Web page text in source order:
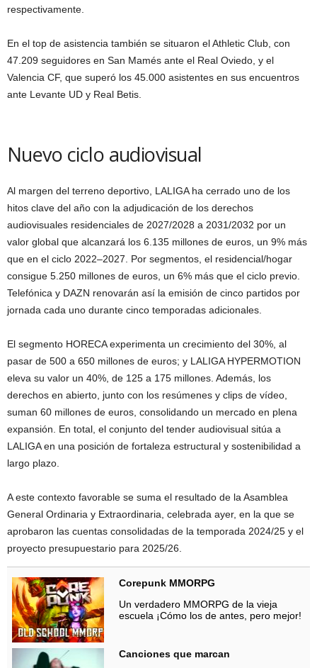
respectivamente.
En el top de asistencia también se situaron el Athletic Club, con
47.209 seguidores en San Mamés ante el Real Oviedo, y el
Valencia CF, que superó los 45.000 asistentes en sus encuentros
ante Levante UD y Real Betis.
Nuevo ciclo audiovisual
Al margen del terreno deportivo, LALIGA ha cerrado uno de los
hitos clave del año con la adjudicación de los derechos
audiovisuales residenciales de 2027/2028 a 2031/2032 por un
valor global que alcanzará los 6.135 millones de euros, un 9% más
que en el ciclo 2022–2027. Por segmentos, el residencial/hogar
consigue 5.250 millones de euros, un 6% más que el ciclo previo.
Telefónica y DAZN renovarán así la emisión de cinco partidos por
jornada cada uno durante cinco temporadas adicionales.
El segmento HORECA experimenta un crecimiento del 30%, al
pasar de 500 a 650 millones de euros; y LALIGA HYPERMOTION
eleva su valor un 40%, de 125 a 175 millones. Además, los
derechos en abierto, junto con los resúmenes y clips de vídeo,
suman 60 millones de euros, consolidando un mercado en plena
expansión. En total, el conjunto del tender audiovisual sitúa a
LALIGA en una posición de fortaleza estructural y sostenibilidad a
largo plazo.
A este contexto favorable se suma el resultado de la Asamblea
General Ordinaria y Extraordinaria, celebrada ayer, en la que se
aprobaron las cuentas consolidadas de la temporada 2024/25 y el
proyecto presupuestario para 2025/26.
Corepunk MMORPG
Un verdadero MMORPG de la vieja
escuela ¡Cómo los de antes, pero mejor!
Canciones que marcan